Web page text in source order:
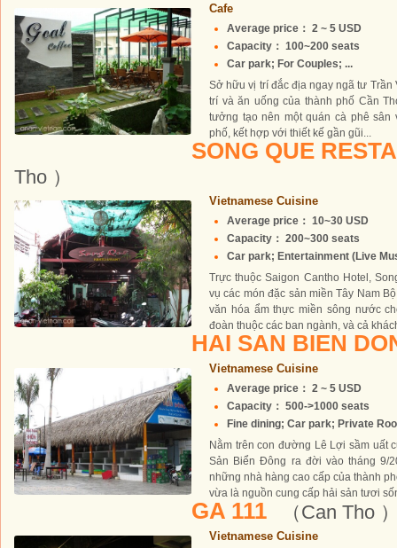
Cafe
Average price： 2 ~ 5 USD
Capacity： 100~200 seats
Car park; For Couples; ...
Sở hữu vị trí đắc địa ngay ngã tư
trí và ăn uống của thành phố Cần
tưởng tạo nên một quán cà phê
phố, kết hợp với thiết kế gần gũi...
SONG QUE
Tho ）
Vietnamese Cuisine
Average price： 10~30 USD
Capacity： 200~300 seats
Car park; Entertainment (Live
Trực thuộc Saigon Cantho Hotel,
vụ các món đặc sản miền Tây Nam
văn hóa ẩm thực miền sông nước
đoàn thuộc các ban ngành, và cả
HAI SAN BIEN
Vietnamese Cuisine
Average price： 2 ~ 5 USD
Capacity： 500->1000 seats
Fine dining; Car park; Private
Nằm trên con đường Lê Lợi sầm uất
Sản Biển Đông ra đời vào tháng 9/
những nhà hàng cao cấp của thành
vừa là nguồn cung cấp hải sản tươi
GA 111 （Can Tho
Vietnamese Cuisine